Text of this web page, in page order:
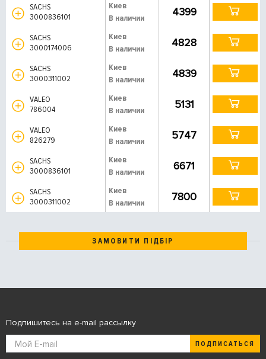
SACHS
3000836101
Киев
В наличии
4399
SACHS
3000174006
Киев
В наличии
4828
SACHS
3000311002
Киев
В наличии
4839
VALEO
786004
Киев
В наличии
5131
VALEO
826279
Киев
В наличии
5747
SACHS
3000836101
Киев
В наличии
6671
SACHS
3000311002
Киев
В наличии
7800
ЗАМОВИТИ ПІДБІР
Подпишитесь на e-mail рассылку
ПОДПИСАТЬСЯ